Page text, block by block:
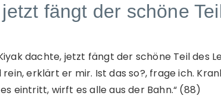
fängt der schöne
dachte, jetzt fängt der schöne Teil des
erklärt er mir. Ist das so?, frage ich.
eintritt, wirft es alle aus der Bahn.“ (88)